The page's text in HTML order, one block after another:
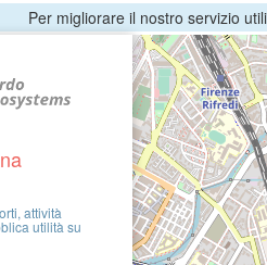
Per migliorare il nostro servizio
attività
utilità su